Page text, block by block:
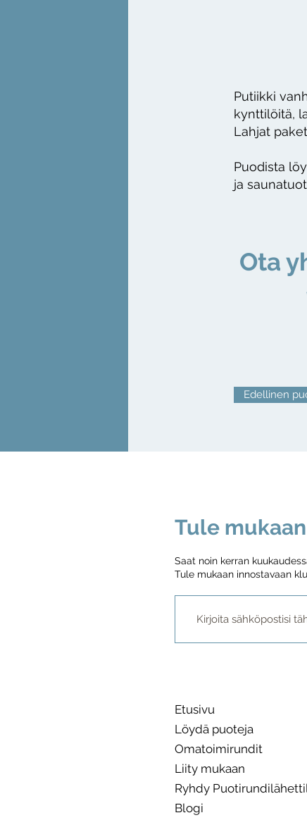
Putiikki
kynttilöitä,
Lahjat
Puodista
ja
Ota
Edellinen
Tule
Saat noin kerran
Tule mukaan innostavaan
Etusivu
Löydä puoteja
Omatoimirundit
Liity mukaan
Ryhdy
Blogi